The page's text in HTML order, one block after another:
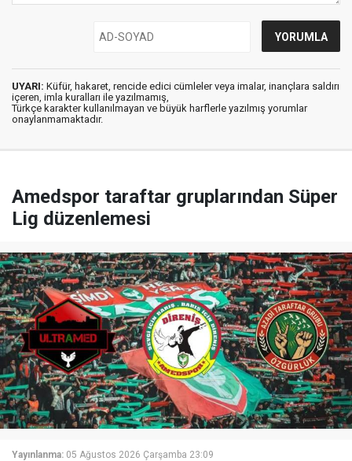
UYARI: Küfür, hakaret, rencide edici cümleler veya imalar, inançlara saldırı
içeren, imla kuralları ile yazılmamış,
Türkçe karakter kullanılmayan ve büyük harflerle yazılmış yorumlar
onaylanmamaktadır.
Amedspor taraftar gruplarından Süper
Lig düzenlemesi
Yayınlanma: 05 Ağustos 2026 Çarşamba 23:09